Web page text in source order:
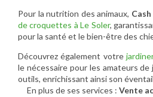
Pour la nutrition des animaux,
de croquettes à Le Soler,
pour la santé et le bien-être des
Découvrez également votre
le nécessaire pour les amateurs
outils, enrichissant ainsi son
En plus de ses services : Vente